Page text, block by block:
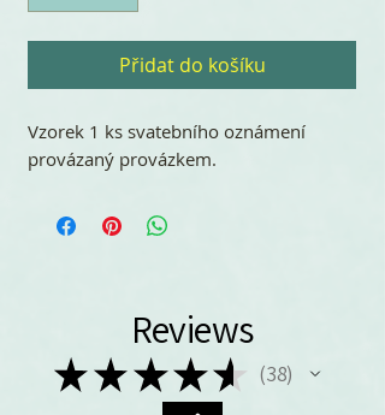
Přidat do košíku
Vzorek 1 ks svatebního oznámení
provázaný provázkem.
Reviews
★ ★★★★ 38
38